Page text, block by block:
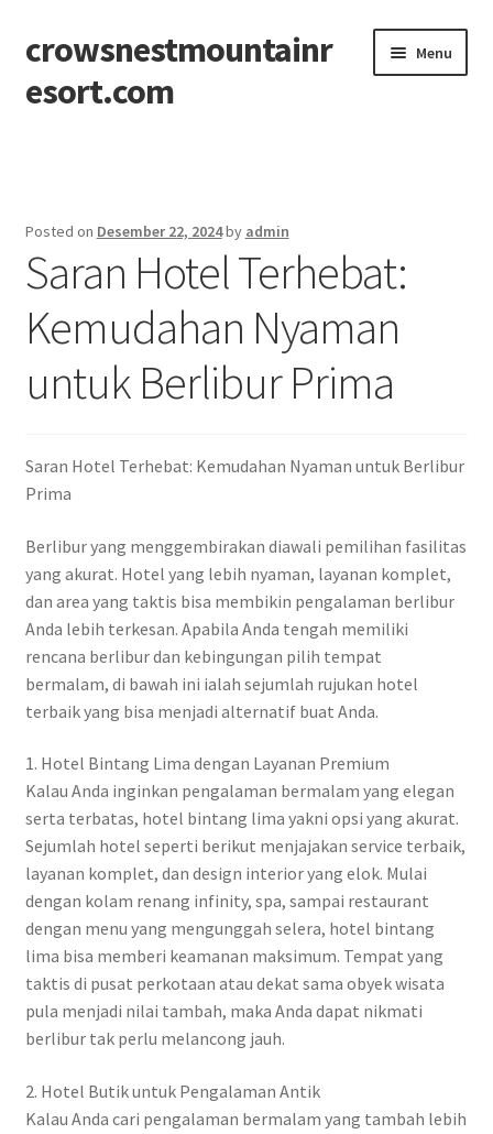
Skip
to
navigation
Skip
to
content
crowsnestmountainr
esort.com
Menu
Contact
Disclaimer
Privacy Policy
Posted on Desember 22, 2024by admin
Saran Hotel Terhebat:
Kemudahan Nyaman
untuk Berlibur Prima
Saran Hotel Terhebat: Kemudahan Nyaman untuk Berlibur
Prima
Berlibur yang menggembirakan diawali pemilihan fasilitas
yang akurat. Hotel yang lebih nyaman, layanan komplet,
dan area yang taktis bisa membikin pengalaman berlibur
Anda lebih terkesan. Apabila Anda tengah memiliki
rencana berlibur dan kebingungan pilih tempat
bermalam, di bawah ini ialah sejumlah rujukan hotel
terbaik yang bisa menjadi alternatif buat Anda.
1. Hotel Bintang Lima dengan Layanan Premium
Kalau Anda inginkan pengalaman bermalam yang elegan
serta terbatas, hotel bintang lima yakni opsi yang akurat.
Sejumlah hotel seperti berikut menjajakan service terbaik,
layanan komplet, dan design interior yang elok. Mulai
dengan kolam renang infinity, spa, sampai restaurant
dengan menu yang mengunggah selera, hotel bintang
lima bisa memberi keamanan maksimum. Tempat yang
taktis di pusat perkotaan atau dekat sama obyek wisata
pula menjadi nilai tambah, maka Anda dapat nikmati
berlibur tak perlu melancong jauh.
2. Hotel Butik untuk Pengalaman Antik
Kalau Anda cari pengalaman bermalam yang tambah lebih